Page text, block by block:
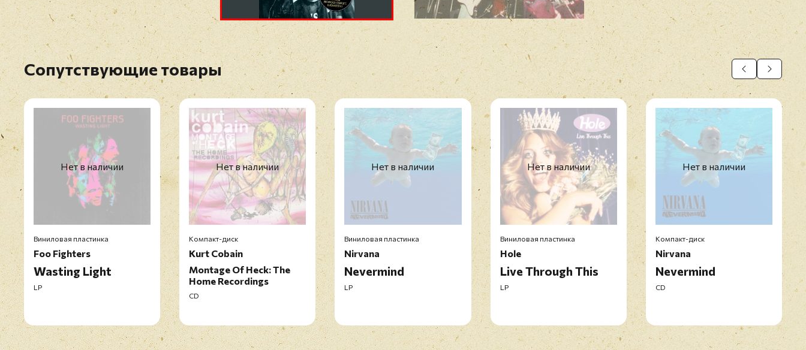
Сопутствующие товары
Нет в наличии
Виниловая пластинка
Foo Fighters
Wasting Light
LP
Нет в наличии
Компакт-диск
Kurt Cobain
Montage Of Heck: The
Home Recordings
CD
Нет в наличии
Виниловая пластинка
Nirvana
Nevermind
LP
Нет в наличии
Виниловая пластинка
Hole
Live Through This
LP
Нет в наличии
Компакт-диск
Nirvana
Nevermind
CD